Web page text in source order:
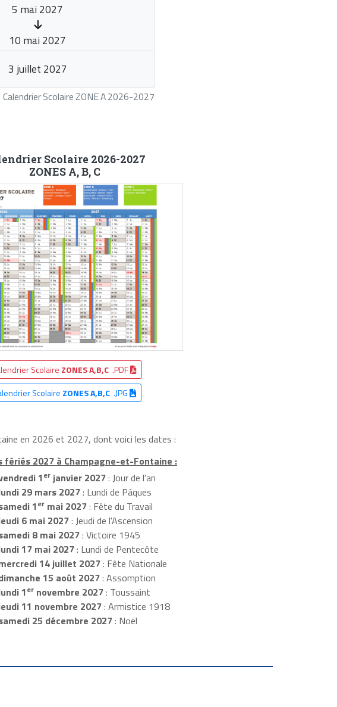
Calendrier Scolaire ZONE A 2026-2027
5 mai 2027
10 mai 2027
3 juillet 2027
Scolaire 2026-2027
ZONES A, B, C
Scolaire ZONES A,B,C .PDF
Scolaire ZONES A,B,C.JPG
en 2026 et 2027, dont voici les dates :
fériés 2027 à Champagne-et-Fontaine :
1er janvier 2027: Jour de l'an
29 mars 2027: Lundi de Pâques
1er mai 2027: Fête du Travail
6 mai 2027: Jeudi de l'Ascension
8 mai 2027: Victoire 1945
17 mai 2027: Lundi de Pentecôte
14 juillet 2027: Fête Nationale
15 août 2027: Assomption
1er novembre 2027: Toussaint
11 novembre 2027: Armistice 1918
25 décembre 2027: Noël